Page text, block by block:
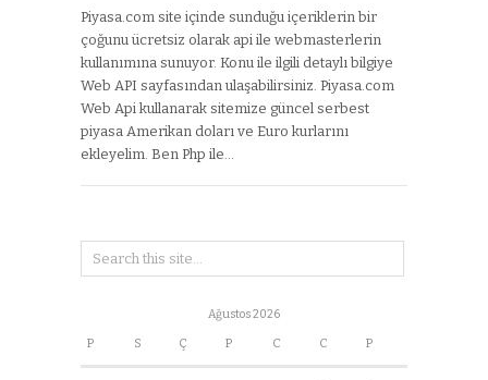
Piyasa.com site içinde sunduğu içeriklerin bir
çoğunu ücretsiz olarak api ile webmasterlerin
kullanımına sunuyor. Konu ile ilgili detaylı bilgiye
Web API sayfasından ulaşabilirsiniz. Piyasa.com
Web Api kullanarak sitemize güncel serbest
piyasa Amerikan doları ve Euro kurlarını
ekleyelim. Ben Php ile…
Ağustos 2026
P S Ç P C C P